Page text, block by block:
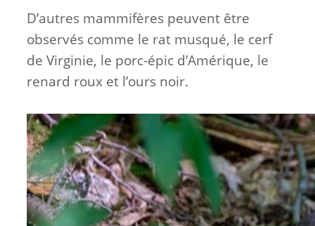
D’autres mammifères peuvent être
observés comme le rat musqué, le cerf
de Virginie, le porc-épic d’Amérique, le
renard roux et l’ours noir.